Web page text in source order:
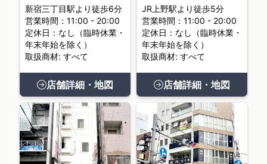
新宿三丁目駅より徒歩6分
営業時間：11:00 - 20:00
定休日：なし（臨時休業・
年末年始を除く）
取扱商材: すべて
店舗詳細・地図
JR上野駅より徒歩5分
営業時間：11:00 - 20:00
定休日：なし（臨時休業・
年末年始を除く）
取扱商材: すべて
店舗詳細・地図